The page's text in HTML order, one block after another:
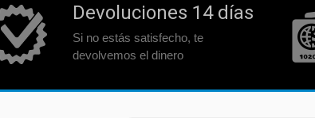
Devoluciones 14 días
Si no estás satisfecho, te
devolvemos el dinero